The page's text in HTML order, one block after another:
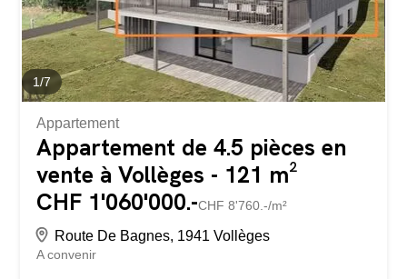
1/7
Appartement
Appartement de 4.5 pièces en
vente à Vollèges - 121 m²
CHF 1'060'000.-CHF 8'760.-/m²
Route De Bagnes, 1941 Vollèges
A convenir